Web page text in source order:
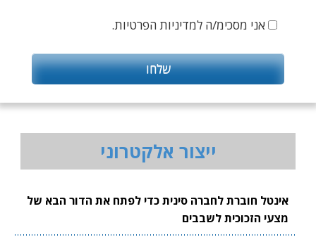
אני מסכימ/ה למדיניות הפרטיות.
ייצור אלקטרוני
אינטל חוברת לחברה סינית כדי לפתח את הדור הבא של
מצעי הזכוכית לשבבים